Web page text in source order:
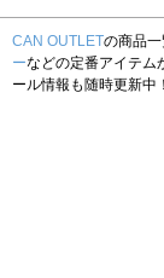
CAN OUTLETの商品一
ーなどの定番アイテム
ール情報も随時更新中